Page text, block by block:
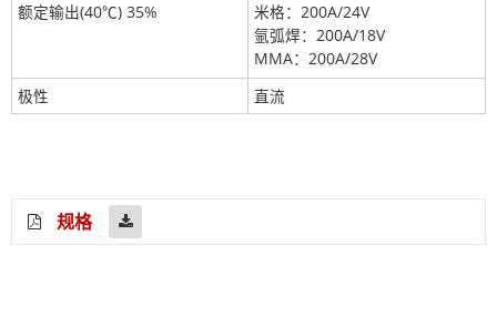
额定输出(40℃) 35%
米格：200A/24V
氩弧焊：200A/18V
MMA：200A/28V
极性
直流
规格